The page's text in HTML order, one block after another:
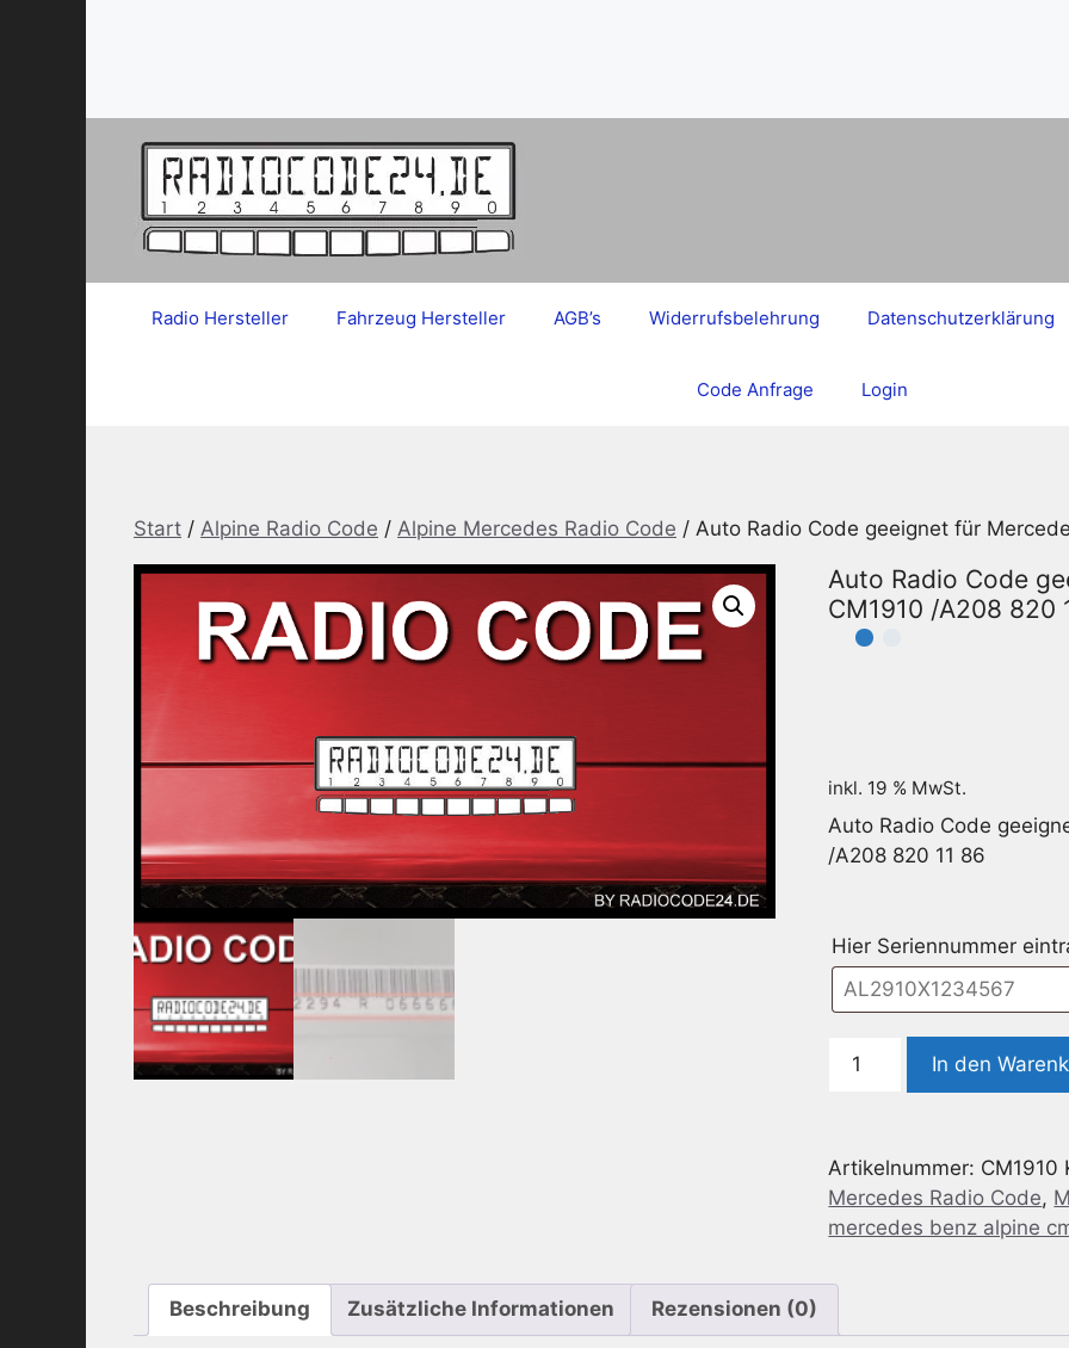
Radio Hersteller Fahrzeug Hersteller AGB’s Widerrufsbelehrung Datenschutzerklärung
Code Anfrage Login
Start / Alpine Radio Code / Alpine Mercedes Radio Code / Auto Radio Code geeignet für
Auto Radio Code
CM1910 /A208 820
inkl. 19 % MwSt.
Auto Radio Code
/A208 820 11 86
Hier Seriennummer
Radio
für
Mercedes-
Benz
CM1910
In den
Artikelnummer: CM1910
Mercedes Radio Code,
mercedes benz alpine
Beschreibung Zusätzliche Informationen Rezensionen (0)